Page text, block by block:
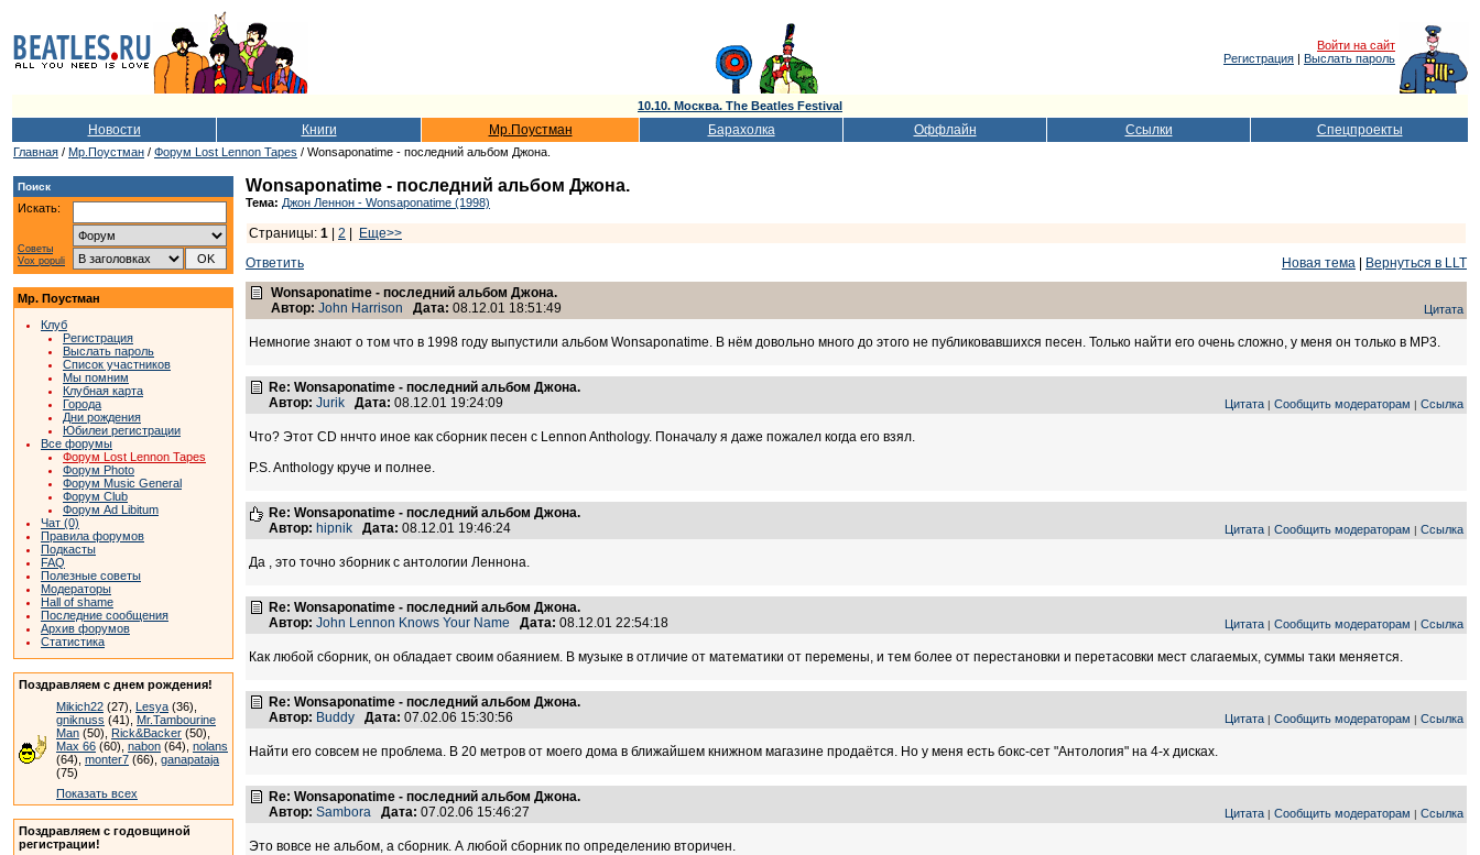
Войти на сайт
Регистрация | Выслать пароль
10.10. Москва. The Beatles Festival
Новости Книги Мр.Поустман Барахолка Оффлайн Ссылки Спецпроекты
Главная / Мр.Поустман / Форум Lost Lennon Tapes / Wonsaponatime - последний альбом Джона.
Поиск
Искать:
Советы
Vox populi
Мр. Поустман
Клуб
Регистрация
Выслать пароль
Список участников
Мы помним
Клубная карта
Города
Дни рождения
Юбилеи регистрации
Все форумы
Форум Lost Lennon Tapes
Форум Photo
Форум Music General
Форум Club
Форум Ad Libitum
Чат (0)
Правила форумов
Подкасты
FAQ
Полезные советы
Модераторы
Hall of shame
Последние сообщения
Архив форумов
Статистика
Поздравляем с днем рождения!
Mikich22 (27), Lesya (36),
gniknuss (41), Mr.Tambourine
Man (50), Rick&Backer (50),
Max 66 (60), nabon (64), nolans
(64), monter7 (66), ganapataja
(75)
Показать всех
Поздравляем с годовщиной
регистрации!
Wonsaponatime - последний альбом Джона.
Тема: Джон Леннон - Wonsaponatime (1998)
Страницы: 1 2
Еще>>
Ответить
Новая тема
Вернуться в LLT
Wonsaponatime - последний альбом Джона.
Автор: John Harrison Дата: 08.12.01 18:51:49 Цитата
Немногие знают о том что в 1998 году выпустили альбом Wonsaponatime. В нём довольно много до этого не публиковавшихся песен. Только найти его очень сложно, у меня он только в MP3.
Re: Wonsaponatime - последний альбом Джона.
Автор: Jurik Дата: 08.12.01 19:24:09 Цитата | Сообщить модераторам | Ссылка
Что? Этот CD ннчто иное как сборник песен с Lennon Anthology. Поначалу я даже пожалел когда его взял.
P.S. Anthology круче и полнее.
Re: Wonsaponatime - последний альбом Джона.
Автор: hipnik Дата: 08.12.01 19:46:24 Цитата | Сообщить модераторам | Ссылка
Да , это точно зборник с антологии Леннона.
Re: Wonsaponatime - последний альбом Джона.
Автор: John Lennon Knows Your Name Дата: 08.12.01 22:54:18 Цитата | Сообщить модераторам | Ссылка
Как любой сборник, он обладает своим обаянием. В музыке в отличие от математики от перемены, и тем более от перестановки и перетасовки мест слагаемых, суммы таки меняется.
Re: Wonsaponatime - последний альбом Джона.
Автор: Buddy Дата: 07.02.06 15:30:56 Цитата | Сообщить модераторам | Ссылка
Найти его совсем не проблема. В 20 метров от моего дома в ближайшем книжном магазине продаётся. Но у меня есть бокс-сет "Антология" на 4-х дисках.
Re: Wonsaponatime - последний альбом Джона.
Автор: Sambora Дата: 07.02.06 15:46:27 Цитата | Сообщить модераторам | Ссылка
Это вовсе не альбом, а сборник. А любой сборник по определению вторичен.